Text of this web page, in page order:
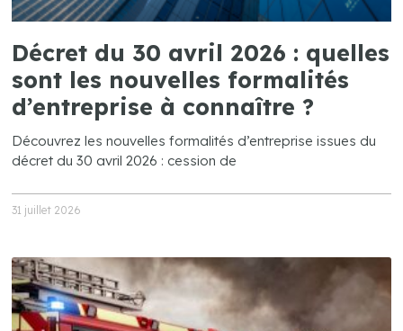
Décret du 30 avril 2026 : quelles
sont les nouvelles formalités
d’entreprise à connaître ?
Découvrez les nouvelles formalités d’entreprise issues du
décret du 30 avril 2026 : cession de
31 juillet 2026